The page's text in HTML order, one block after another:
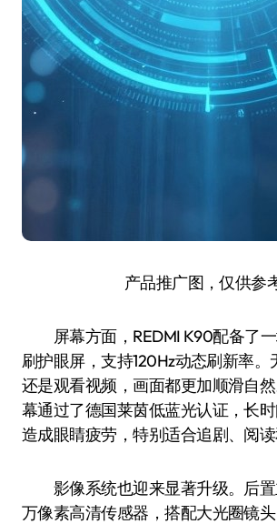
产品推广图，仅供参
屏幕方面，REDMI K90配备了一
刷护眼屏，支持120Hz动态刷新率
还是观看视频，画面都更加顺滑自
幕通过了德国莱茵低蓝光认证，长
造成眼睛疲劳，特别适合追剧、阅读
影像系统也迎来显著升级。后
万像素高清传感器，搭配大光圈镜